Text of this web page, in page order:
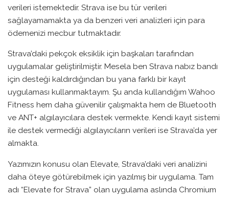
verileri istemektedir. Strava ise bu tür verileri
sağlayamamakta ya da benzeri veri analizleri için para
ödemenizi mecbur tutmaktadır.
Strava’daki pekçok eksiklik için başkaları tarafından
uygulamalar geliştirilmiştir. Mesela ben Strava nabız bandı
için desteği kaldırdığından bu yana farklı bir kayıt
uygulaması kullanmaktayım. Şu anda kullandığım Wahoo
Fitness hem daha güvenilir çalışmakta hem de Bluetooth
ve ANT+ algılayıcılara destek vermekte. Kendi kayıt sistemi
ile destek vermediği algılayıcıların verileri ise Strava’da yer
almakta.
Yazımızın konusu olan Elevate, Strava’daki veri analizini
daha öteye götürebilmek için yazılmış bir uygulama. Tam
adı “Elevate for Strava” olan uygulama aslında Chromium